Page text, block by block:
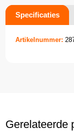
Specificaties
Artikelnummer:
Gerelateerde